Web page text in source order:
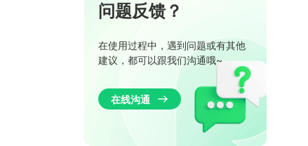
建模（Buildings）
GUI工具
问题反馈？
在使用过程中，遇到问题或有其他
建议，都可以跟我们沟通哦~
在线沟通